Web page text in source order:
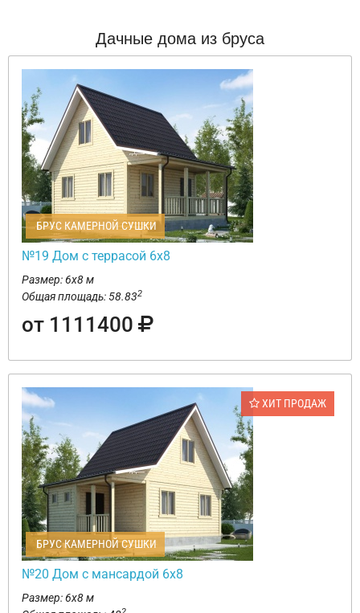
Дачные дома из бруса
БРУС КАМЕРНОЙ СУШКИ
№19 Дом с террасой 6х8
Размер: 6х8 м
Общая площадь: 58.832
от 1111400
ХИТ ПРОДАЖ
БРУС КАМЕРНОЙ СУШКИ
№20 Дом с мансардой 6х8
Размер: 6х8 м